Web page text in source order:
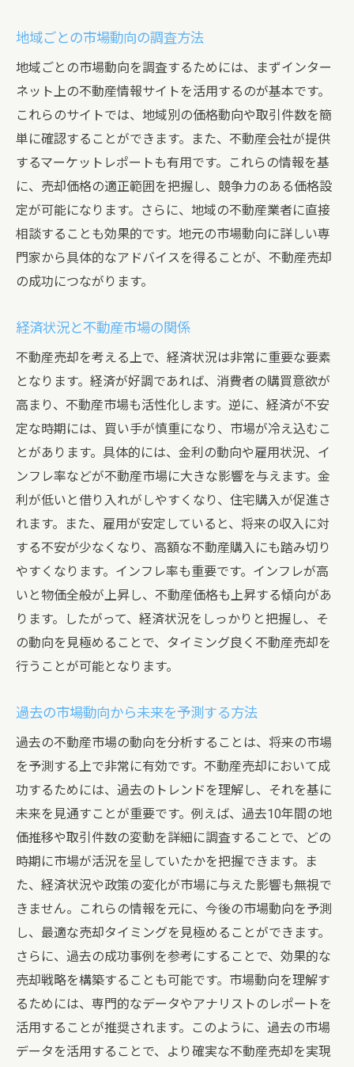
地域ごとの市場動向の調査方法
地域ごとの市場動向を調査するためには、まずインター
ネット上の不動産情報サイトを活用するのが基本です。
これらのサイトでは、地域別の価格動向や取引件数を簡
単に確認することができます。また、不動産会社が提供
するマーケットレポートも有用です。これらの情報を基
に、売却価格の適正範囲を把握し、競争力のある価格設
定が可能になります。さらに、地域の不動産業者に直接
相談することも効果的です。地元の市場動向に詳しい専
門家から具体的なアドバイスを得ることが、不動産売却
の成功につながります。
経済状況と不動産市場の関係
不動産売却を考える上で、経済状況は非常に重要な要素
となります。経済が好調であれば、消費者の購買意欲が
高まり、不動産市場も活性化します。逆に、経済が不安
定な時期には、買い手が慎重になり、市場が冷え込むこ
とがあります。具体的には、金利の動向や雇用状況、イ
ンフレ率などが不動産市場に大きな影響を与えます。金
利が低いと借り入れがしやすくなり、住宅購入が促進さ
れます。また、雇用が安定していると、将来の収入に対
する不安が少なくなり、高額な不動産購入にも踏み切り
やすくなります。インフレ率も重要です。インフレが高
いと物価全般が上昇し、不動産価格も上昇する傾向があ
ります。したがって、経済状況をしっかりと把握し、そ
の動向を見極めることで、タイミング良く不動産売却を
行うことが可能となります。
過去の市場動向から未来を予測する方法
過去の不動産市場の動向を分析することは、将来の市場
を予測する上で非常に有効です。不動産売却において成
功するためには、過去のトレンドを理解し、それを基に
未来を見通すことが重要です。例えば、過去10年間の地
価推移や取引件数の変動を詳細に調査することで、どの
時期に市場が活況を呈していたかを把握できます。ま
た、経済状況や政策の変化が市場に与えた影響も無視で
きません。これらの情報を元に、今後の市場動向を予測
し、最適な売却タイミングを見極めることができます。
さらに、過去の成功事例を参考にすることで、効果的な
売却戦略を構築することも可能です。市場動向を理解す
るためには、専門的なデータやアナリストのレポートを
活用することが推奨されます。このように、過去の市場
データを活用することで、より確実な不動産売却を実現